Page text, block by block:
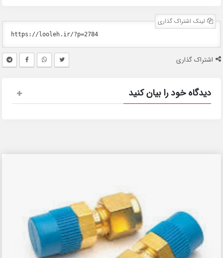
لینک اشتراک گذاری
اشتراک گذاری
دیدگاه خود را بیان کنید